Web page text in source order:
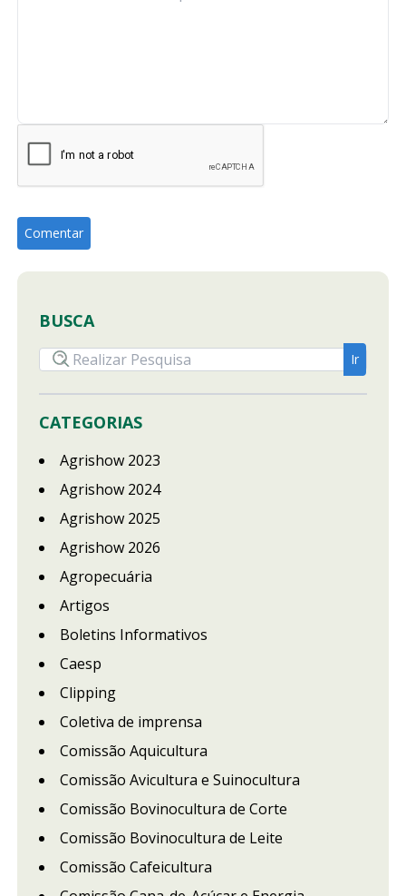
BUSCA
CATEGORIAS
Agrishow 2023
Agrishow 2024
Agrishow 2025
Agrishow 2026
Agropecuária
Artigos
Boletins Informativos
Caesp
Clipping
Coletiva de imprensa
Comissão Aquicultura
Comissão Avicultura e Suinocultura
Comissão Bovinocultura de Corte
Comissão Bovinocultura de Leite
Comissão Cafeicultura